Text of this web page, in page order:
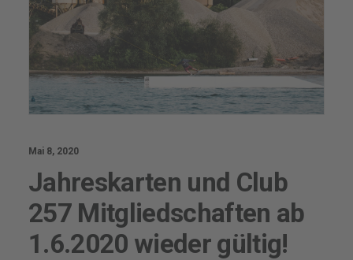
Mai 8, 2020
Jahreskarten und Club
257 Mitgliedschaften ab
1.6.2020 wieder gültig!